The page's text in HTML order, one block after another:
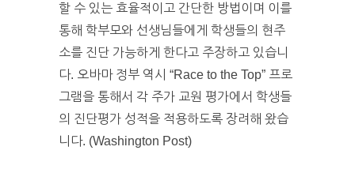
할 수 있는 효율적이고 간단한 방법이며 이를
통해 학부모와 선생님들에게 학생들의 현주
소를 진단 가능하게 한다고 주장하고 있습니
다. 오바마 정부 역시 “Race to the Top” 프로
그램을 통해서 각 주가 교원 평가에서 학생들
의 진단평가 성적을 적용하도록 장려해 왔습
니다. (Washington Post)